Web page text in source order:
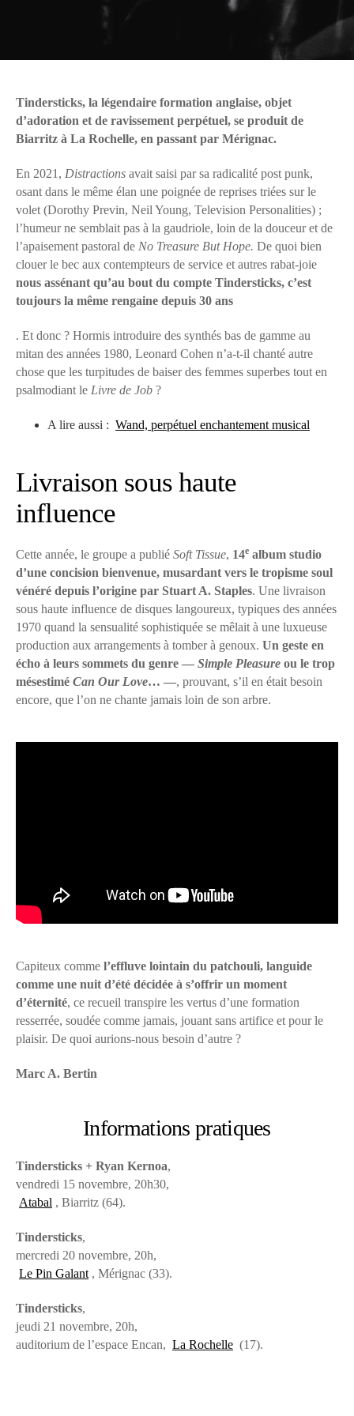
Tindersticks, la légendaire formation anglaise, objet
d’adoration et de ravissement perpétuel, se produit de
Biarritz à La Rochelle, en passant par Mérignac.
En 2021, Distractions avait saisi par sa radicalité post punk,
osant dans le même élan une poignée de reprises triées sur le
volet (Dorothy Previn, Neil Young, Television Personalities) ;
l’humeur ne semblait pas à la gaudriole, loin de la douceur et de
l’apaisement pastoral de No Treasure But Hope. De quoi bien
clouer le bec aux contempteurs de service et autres rabat-joie
nous assénant qu’au bout du compte Tindersticks, c’est
toujours la même rengaine depuis 30 ans
. Et donc ? Hormis introduire des synthés bas de gamme au
mitan des années 1980, Leonard Cohen n’a-t-il chanté autre
chose que les turpitudes de baiser des femmes superbes tout en
psalmodiant le Livre de Job ?
A lire aussi : Wand, perpétuel enchantement musical
Livraison sous haute
influence
Cette année, le groupe a publié Soft Tissue, 14e album studio
d’une concision bienvenue, musardant vers le tropisme soul
vénéré depuis l’origine par Stuart A. Staples. Une livraison
sous haute influence de disques langoureux, typiques des années
1970 quand la sensualité sophistiquée se mêlait à une luxueuse
production aux arrangements à tomber à genoux. Un geste en
écho à leurs sommets du genre — Simple Pleasure ou le trop
mésestimé Can Our Love… —, prouvant, s’il en était besoin
encore, que l’on ne chante jamais loin de son arbre.
Capiteux comme l’effluve lointain du patchouli, languide
comme une nuit d’été décidée à s’offrir un moment
d’éternité, ce recueil transpire les vertus d’une formation
resserrée, soudée comme jamais, jouant sans artifice et pour le
plaisir. De quoi aurions-nous besoin d’autre ?
Marc A. Bertin
Informations pratiques
Tindersticks + Ryan Kernoa,
vendredi 15 novembre, 20h30,
Atabal , Biarritz (64).
Tindersticks,
mercredi 20 novembre, 20h,
Le Pin Galant , Mérignac (33).
Tindersticks,
jeudi 21 novembre, 20h,
auditorium de l’espace Encan, La Rochelle (17).